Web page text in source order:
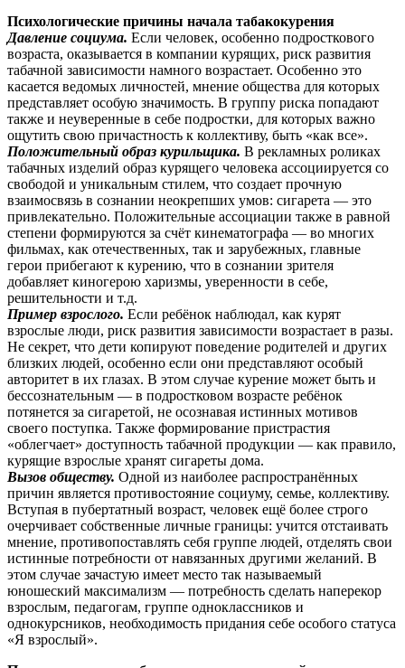
Психологические причины начала табакокурения
Давление социума. Если человек, особенно подросткового
возраста, оказывается в компании курящих, риск развития
табачной зависимости намного возрастает. Особенно это
касается ведомых личностей, мнение общества для которых
представляет особую значимость. В группу риска попадают
также и неуверенные в себе подростки, для которых важно
ощутить свою причастность к коллективу, быть «как все».
Положительный образ курильщика. В рекламных роликах
табачных изделий образ курящего человека ассоциируется со
свободой и уникальным стилем, что создает прочную
взаимосвязь в сознании неокрепших умов: сигарета — это
привлекательно. Положительные ассоциации также в равной
степени формируются за счёт кинематографа — во многих
фильмах, как отечественных, так и зарубежных, главные
герои прибегают к курению, что в сознании зрителя
добавляет киногерою харизмы, уверенности в себе,
решительности и т.д.
Пример взрослого. Если ребёнок наблюдал, как курят
взрослые люди, риск развития зависимости возрастает в разы.
Не секрет, что дети копируют поведение родителей и других
близких людей, особенно если они представляют особый
авторитет в их глазах. В этом случае курение может быть и
бессознательным — в подростковом возрасте ребёнок
потянется за сигаретой, не осознавая истинных мотивов
своего поступка. Также формирование пристрастия
«облегчает» доступность табачной продукции — как правило,
курящие взрослые хранят сигареты дома.
Вызов обществу. Одной из наиболее распространённых
причин является противостояние социуму, семье, коллективу.
Вступая в пубертатный возраст, человек ещё более строго
очерчивает собственные личные границы: учится отстаивать
мнение, противопоставлять себя группе людей, отделять свои
истинные потребности от навязанных другими желаний. В
этом случае зачастую имеет место так называемый
юношеский максимализм — потребность сделать наперекор
взрослым, педагогам, группе одноклассников и
однокурсников, необходимость придания себе особого статуса
«Я взрослый».